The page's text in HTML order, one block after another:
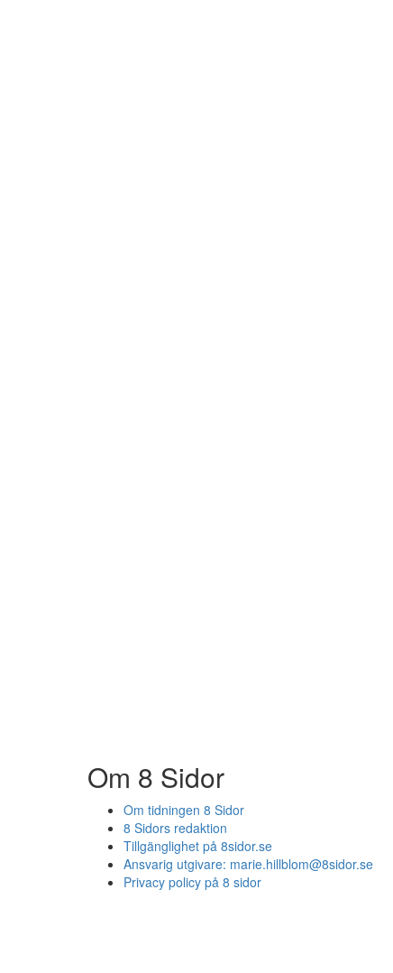
Om 8 Sidor
Om tidningen 8 Sidor
8 Sidors redaktion
Tillgänglighet på 8sidor.se
Ansvarig utgivare: marie.hillblom@8sidor.se
Privacy policy på 8 sidor